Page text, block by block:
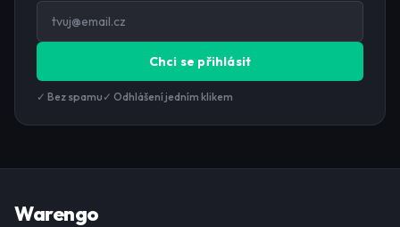
Chci se přihlásit
✓ Bez spamu ✓ Odhlášení jedním klikem
Warengo